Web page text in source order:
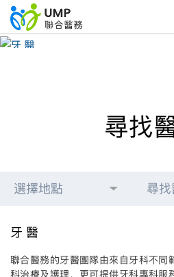
牙 醫
尋找
選擇地點 尋找
牙 醫
聯合醫務的牙醫團隊由來自牙科不同
科治療及護理，更可提供牙科專科服